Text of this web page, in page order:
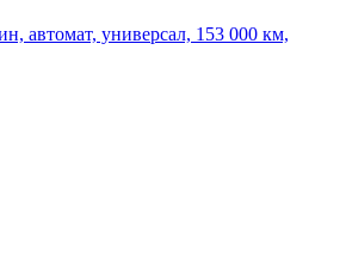
автомат, универсал, 153 000 км,